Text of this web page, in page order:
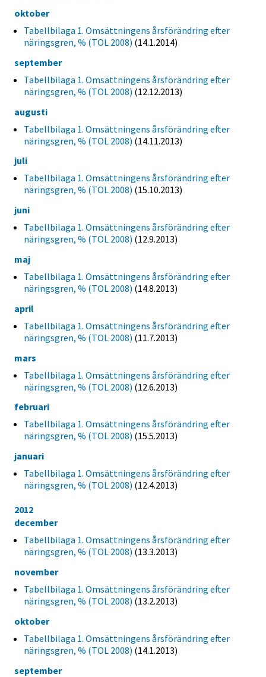
oktober
Tabellbilaga 1. Omsättningens årsförändring efter
näringsgren, % (TOL 2008) (14.1.2014)
september
Tabellbilaga 1. Omsättningens årsförändring efter
näringsgren, % (TOL 2008) (12.12.2013)
augusti
Tabellbilaga 1. Omsättningens årsförändring efter
näringsgren, % (TOL 2008) (14.11.2013)
juli
Tabellbilaga 1. Omsättningens årsförändring efter
näringsgren, % (TOL 2008) (15.10.2013)
juni
Tabellbilaga 1. Omsättningens årsförändring efter
näringsgren, % (TOL 2008) (12.9.2013)
maj
Tabellbilaga 1. Omsättningens årsförändring efter
näringsgren, % (TOL 2008) (14.8.2013)
april
Tabellbilaga 1. Omsättningens årsförändring efter
näringsgren, % (TOL 2008) (11.7.2013)
mars
Tabellbilaga 1. Omsättningens årsförändring efter
näringsgren, % (TOL 2008) (12.6.2013)
februari
Tabellbilaga 1. Omsättningens årsförändring efter
näringsgren, % (TOL 2008) (15.5.2013)
januari
Tabellbilaga 1. Omsättningens årsförändring efter
näringsgren, % (TOL 2008) (12.4.2013)
2012
december
Tabellbilaga 1. Omsättningens årsförändring efter
näringsgren, % (TOL 2008) (13.3.2013)
november
Tabellbilaga 1. Omsättningens årsförändring efter
näringsgren, % (TOL 2008) (13.2.2013)
oktober
Tabellbilaga 1. Omsättningens årsförändring efter
näringsgren, % (TOL 2008) (14.1.2013)
september